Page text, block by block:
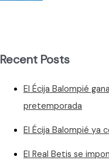
Recent Posts
El Écija Balompié
pretemporada
El Écija Balompié ya
El Real Betis se